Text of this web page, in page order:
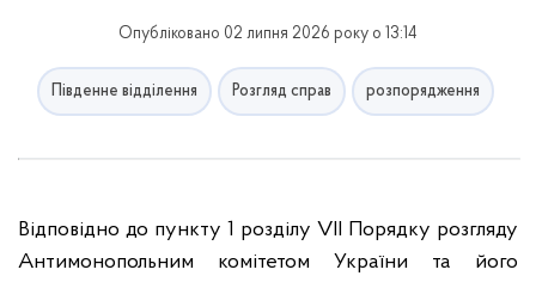
Опубліковано 02 липня 2026 року о 13:14
Південне відділення Розгляд справ розпорядження
Відповідно до пункту 1 розділу VII Порядку розгляду
Антимонопольним комітетом України та його